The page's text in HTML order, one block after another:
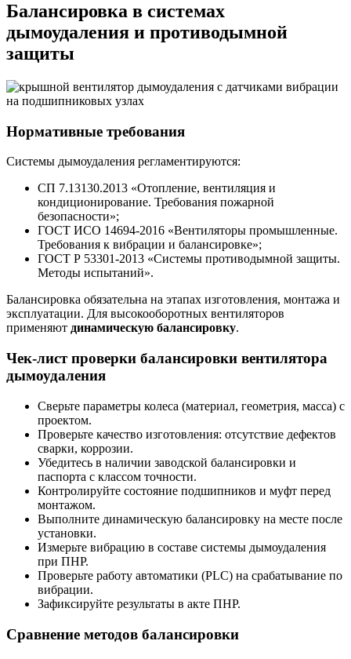
Балансировка в системах
дымоудаления и противодымной
защиты
Нормативные требования
Системы дымоудаления регламентируются:
СП 7.13130.2013 «Отопление, вентиляция и
кондиционирование. Требования пожарной
безопасности»;
ГОСТ ИСО 14694-2016 «Вентиляторы промышленные.
Требования к вибрации и балансировке»;
ГОСТ Р 53301-2013 «Системы противодымной защиты.
Методы испытаний».
Балансировка обязательна на этапах изготовления, монтажа и
эксплуатации. Для высокооборотных вентиляторов
применяют динамическую балансировку.
Чек-лист проверки балансировки вентилятора
дымоудаления
Сверьте параметры колеса (материал, геометрия, масса) с
проектом.
Проверьте качество изготовления: отсутствие дефектов
сварки, коррозии.
Убедитесь в наличии заводской балансировки и
паспорта с классом точности.
Контролируйте состояние подшипников и муфт перед
монтажом.
Выполните динамическую балансировку на месте после
установки.
Измерьте вибрацию в составе системы дымоудаления
при ПНР.
Проверьте работу автоматики (PLC) на срабатывание по
вибрации.
Зафиксируйте результаты в акте ПНР.
Сравнение методов балансировки